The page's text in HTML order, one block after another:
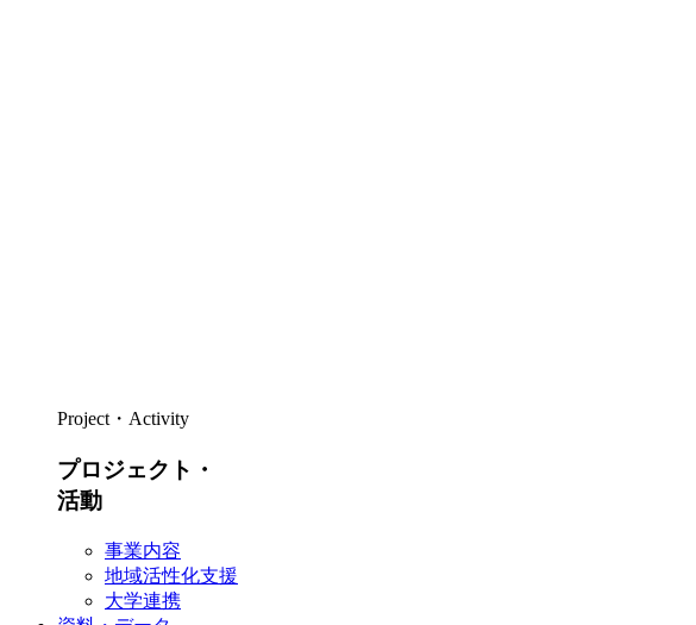
Project・Activity
プロジェクト・
活動
事業内容
地域活性化支援
大学連携